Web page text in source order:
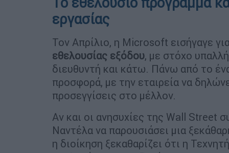
εργασίας
Τον Απρίλιο, η Microsoft εισήγαγε
εθελουσίας εξόδου, με στόχο
διευθυντή και κάτω. Πάνω από το
προσφορά, με την εταιρεία να
προσεγγίσεις στο μέλλον.
Αν και οι ανησυχίες της Wall Street
Ναντέλα να παρουσιάσει μια
η διοίκηση ξεκαθαρίζει ότι η